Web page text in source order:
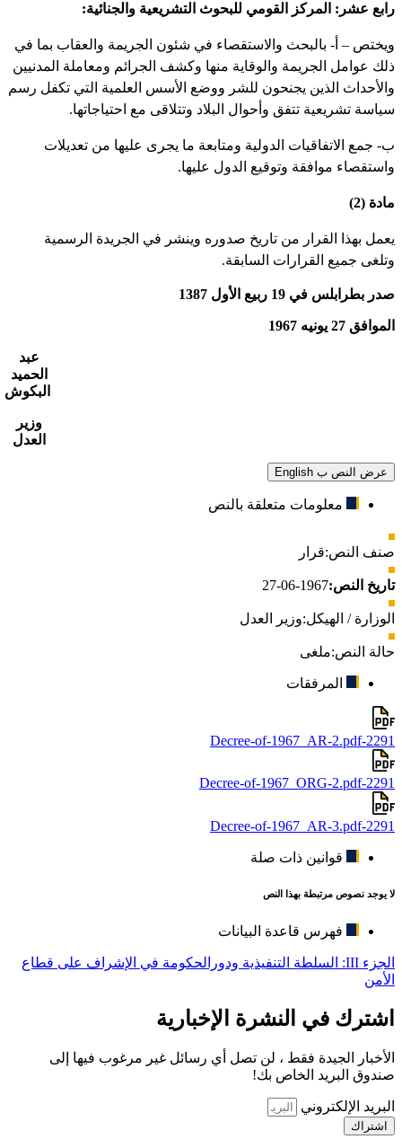
رابع عشر: المركز القومي للبحوث التشريعية والجنائية:
ويختص – أ- بالبحث والاستقصاء في شئون الجريمة والعقاب بما في
ذلك عوامل الجريمة والوقاية منها وكشف الجرائم ومعاملة المدنيين
والأحداث الذين يجنحون للشر ووضع الأسس العلمية التي تكفل رسم
سياسة تشريعية تتفق وأحوال البلاد وتتلاقى مع احتياجاتها.
ب- جمع الاتفاقيات الدولية ومتابعة ما يجرى عليها من تعديلات
واستقصاء موافقة وتوقيع الدول عليها.
مادة (2)
يعمل بهذا القرار من تاريخ صدوره وينشر في الجريدة الرسمية
وتلغى جميع القرارات السابقة.
صدر بطرابلس في 19 ربيع الأول 1387
الموافق 27 يونيه 1967
عبد
الحميد
البكوش
وزير
العدل
عرض النص ب English
معلومات متعلقة بالنص
صنف النص:قرار
تاريخ النص:1967-06-27
الوزارة / الهيكل:وزير العدل
حالة النص:ملغى
المرفقات
2291-Decree-of-1967_AR-2.pdf
2291-Decree-of-1967_ORG-2.pdf
2291-Decree-of-1967_AR-3.pdf
قوانين ذات صلة
لا يوجد نصوص مرتبطة بهذا النص
فهرس قاعدة البيانات
الجزء III: السلطة التنفيذية ودورالحكومة في الإشراف على قطاع
الأمن
اشترك في النشرة الإخبارية
الأخبار الجيدة فقط ، لن تصل أي رسائل غير مرغوب فيها إلى
صندوق البريد الخاص بك!
البريد الإلكتروني
اشتراك